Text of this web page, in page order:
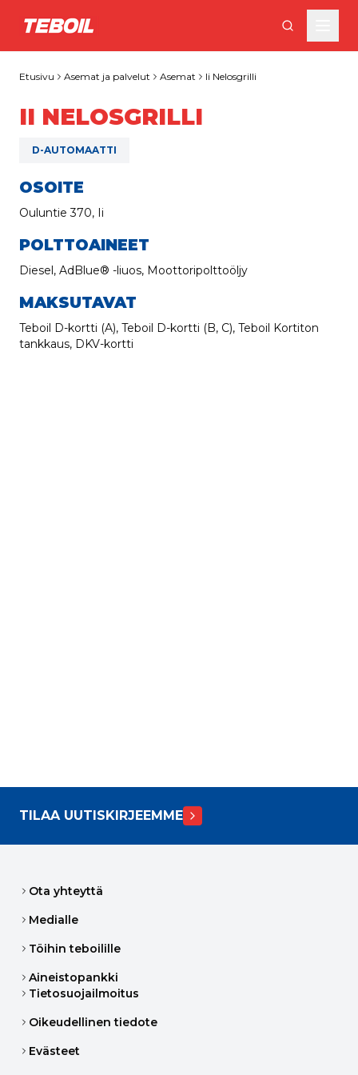
Siirry pääsisältöön
Etusivu Asemat ja palvelut Asemat Ii Nelosgrilli
II NELOSGRILLI
D-AUTOMAATTI
OSOITE
Ouluntie 370, Ii
POLTTOAINEET
Diesel, AdBlue® -liuos, Moottoripolttoöljy
MAKSUTAVAT
Teboil D-kortti (A), Teboil D-kortti (B, C), Teboil Kortiton
tankkaus, DKV-kortti
TILAA UUTISKIRJEEMME
Ota yhteyttä
Medialle
Töihin teboilille
Aineistopankki
Tietosuojailmoitus
Oikeudellinen tiedote
Evästeet